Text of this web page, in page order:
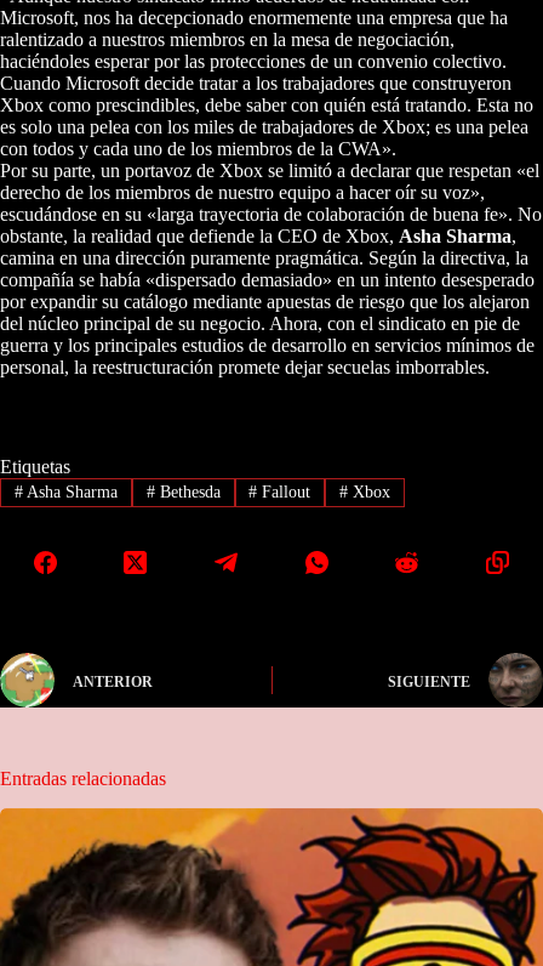
Microsoft, nos ha decepcionado enormemente una empresa que ha
ralentizado a nuestros miembros en la mesa de negociación,
haciéndoles esperar por las protecciones de un convenio colectivo.
Cuando Microsoft decide tratar a los trabajadores que construyeron
Xbox como prescindibles, debe saber con quién está tratando. Esta no
es solo una pelea con los miles de trabajadores de Xbox; es una pelea
con todos y cada uno de los miembros de la CWA».
Por su parte, un portavoz de Xbox se limitó a declarar que respetan «el
derecho de los miembros de nuestro equipo a hacer oír su voz»,
escudándose en su «larga trayectoria de colaboración de buena fe». No
obstante, la realidad que defiende la CEO de Xbox, Asha Sharma,
camina en una dirección puramente pragmática. Según la directiva, la
compañía se había «dispersado demasiado» en un intento desesperado
por expandir su catálogo mediante apuestas de riesgo que los alejaron
del núcleo principal de su negocio. Ahora, con el sindicato en pie de
guerra y los principales estudios de desarrollo en servicios mínimos de
personal, la reestructuración promete dejar secuelas imborrables.
Etiquetas
#Asha Sharma #Bethesda # Fallout # Xbox
ANTERIOR SIGUIENTE
Entradas relacionadas